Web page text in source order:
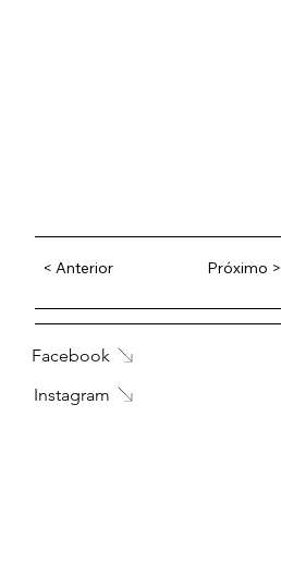
< Anterior Próximo >
Facebook
Instagram